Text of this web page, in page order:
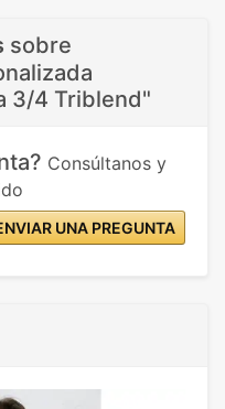
sobre
3/4 Triblend"
Consúltanos y
UNA PREGUNTA